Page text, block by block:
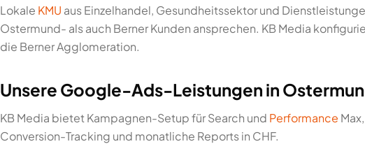
Lokale KMU aus Einzelhandel, Gesundheitssektor und
Ostermund- als auch Berner Kunden ansprechen. KB Media
die Berner Agglomeration.
Unsere Google-Ads-Leistungen in
KB Media bietet Kampagnen-Setup für Search und Performance
Conversion-Tracking und monatliche Reports in CHF.